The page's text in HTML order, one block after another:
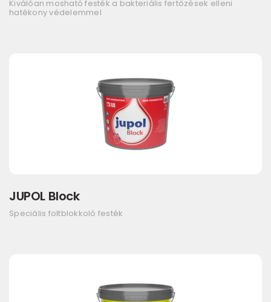
Kiválóan mosható festék a bakteriális fertőzések elleni
hatékony védelemmel
JUPOL Block
Speciális foltblokkoló festék